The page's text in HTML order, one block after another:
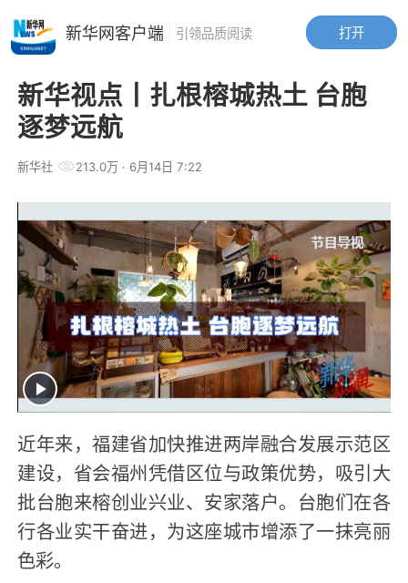
新华视点丨扎根榕城热土 台胞
逐梦远航
新华社 213.0万 · 6月14日 7:22
Play
Video
近年来，福建省加快推进两岸融合发展示范区
建设，省会福州凭借区位与政策优势，吸引大
批台胞来榕创业兴业、安家落户。台胞们在各
行各业实干奋进，为这座城市增添了一抹亮丽
色彩。
打开
新华网客户端 引领品质阅读